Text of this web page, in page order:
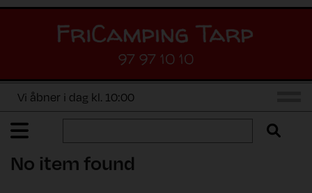
97 97 10 10
Vi åbner i dag kl. 10:00
No item found